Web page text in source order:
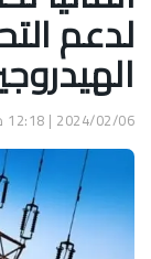
لدعم
2024/02/06 | 12:18 مساءً